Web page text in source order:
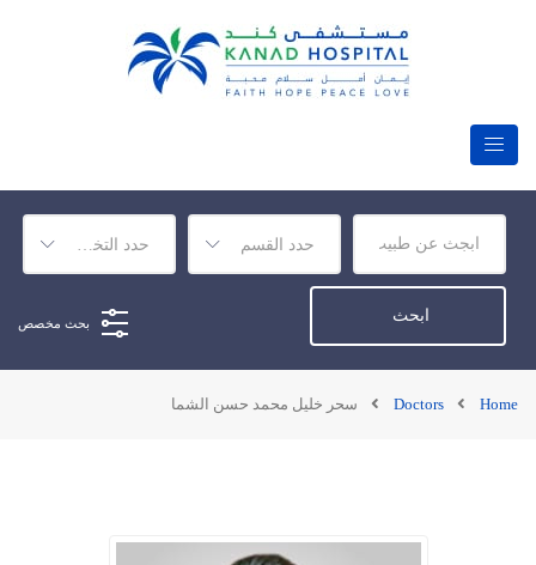
حدد القسم حدد التخصص
بحث مخصص
Home
Doctors سحر خليل محمد حسن الشما